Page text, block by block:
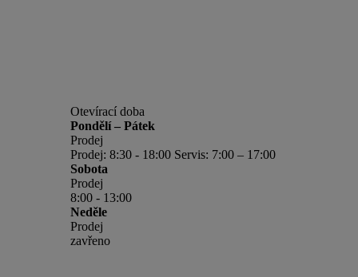
Otevírací doba
Pondělí – Pátek
Prodej
Prodej: 8:30 - 18:00 Servis: 7:00 – 17:00
Sobota
Prodej
8:00 - 13:00
Neděle
Prodej
zavřeno